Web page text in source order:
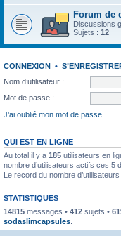
Forum de
Discussions
Sujets : 12
CONNEXION •
Nom d’utilisateur :
Mot de passe :
J’ai oublié mon mot de passe
QUI EST EN LIGNE
Au total il y a 185 utilisateurs en
nombre d’utilisateurs actifs ces 5
Le record du nombre
STATISTIQUES
14815 messages • 412 sujets •
sodaslimcapsules